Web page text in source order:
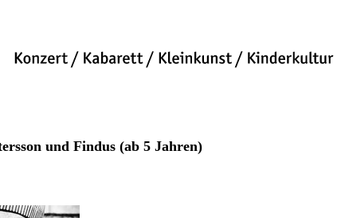
und Findus (ab 5 Jahren)